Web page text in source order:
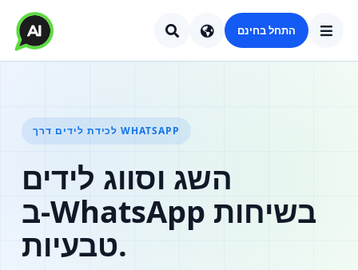
התחל בחינם
לכידת לידים דרך WHATSAPP
השג וסווג לידים
ב‑WhatsApp בשיחות
טבעיות.